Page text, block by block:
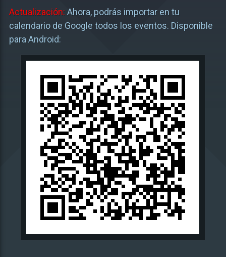
Actualización: Ahora, podrás importar en tu
calendario de Google todos los eventos. Disponible
para Android: